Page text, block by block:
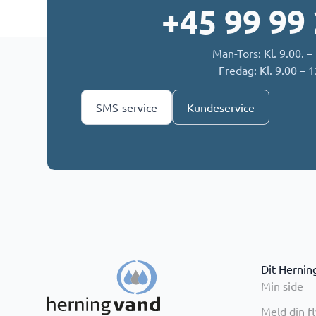
+45 99 99
Man-Tors: Kl. 9.00.
Fredag: Kl. 9.00 –
SMS-service Kundeservice
Dit
Min side
Meld din